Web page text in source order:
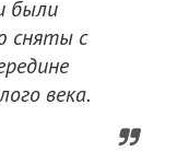
были
сняты с
века.